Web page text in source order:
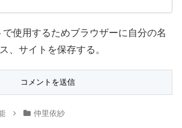
使用するためブラウザーに自分の名
、サイトを保存する。
仲里依紗